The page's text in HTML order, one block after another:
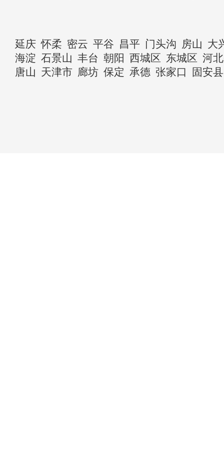
延庆 怀柔 密云 平谷 昌平 门头沟 房山 大
海淀 石景山 丰台 朝阳 西城区 东城区 河
唐山 天津市 廊坊 保定 承德 张家口 固安县